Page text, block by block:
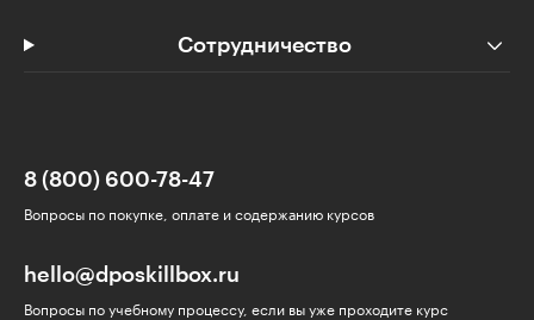
Сотрудничество
8 (800) 600-78-47
Вопросы по покупке, оплате и содержанию курсов
hello@dposkillbox.ru
Вопросы по учебному процессу, если вы уже проходите курс